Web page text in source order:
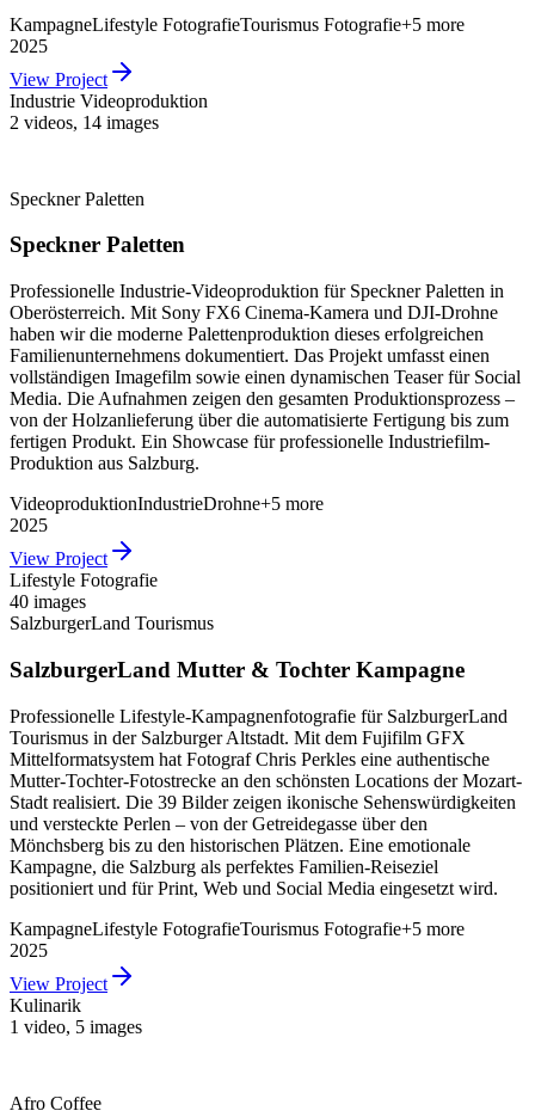
KampagneLifestyle FotografieTourismus Fotografie+5 more
2025
View Project
Industrie Videoproduktion
2 videos, 14 images
Speckner Paletten
Speckner Paletten
Professionelle Industrie-Videoproduktion für Speckner Paletten in
Oberösterreich. Mit Sony FX6 Cinema-Kamera und DJI-Drohne
haben wir die moderne Palettenproduktion dieses erfolgreichen
Familienunternehmens dokumentiert. Das Projekt umfasst einen
vollständigen Imagefilm sowie einen dynamischen Teaser für Social
Media. Die Aufnahmen zeigen den gesamten Produktionsprozess –
von der Holzanlieferung über die automatisierte Fertigung bis zum
fertigen Produkt. Ein Showcase für professionelle Industriefilm-
Produktion aus Salzburg.
VideoproduktionIndustrieDrohne+5 more
2025
View Project
Lifestyle Fotografie
40 images
SalzburgerLand Tourismus
SalzburgerLand Mutter & Tochter Kampagne
Professionelle Lifestyle-Kampagnenfotografie für SalzburgerLand
Tourismus in der Salzburger Altstadt. Mit dem Fujifilm GFX
Mittelformatsystem hat Fotograf Chris Perkles eine authentische
Mutter-Tochter-Fotostrecke an den schönsten Locations der Mozart-
Stadt realisiert. Die 39 Bilder zeigen ikonische Sehenswürdigkeiten
und versteckte Perlen – von der Getreidegasse über den
Mönchsberg bis zu den historischen Plätzen. Eine emotionale
Kampagne, die Salzburg als perfektes Familien-Reiseziel
positioniert und für Print, Web und Social Media eingesetzt wird.
KampagneLifestyle FotografieTourismus Fotografie+5 more
2025
View Project
Kulinarik
1 video, 5 images
Afro Coffee